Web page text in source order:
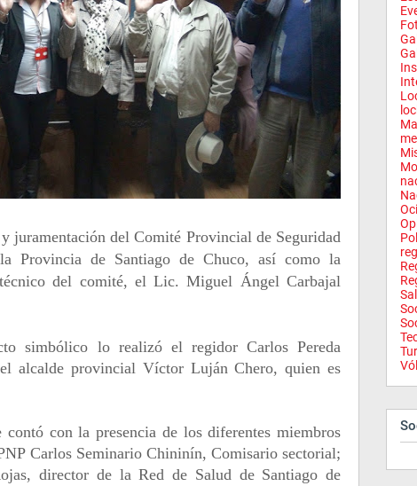
juramentación del Comité Provincial de Seguridad
Provincia de Santiago de Chuco, así como la
del comité, el Lic. Miguel Ángel Carbajal
simbólico lo realizó el regidor Carlos Pereda
alcalde provincial Víctor Luján Chero, quien es
con la presencia de los diferentes miembros
Carlos Seminario Chininín, Comisario sectorial;
director de la Red de Salud de Santiago de
locl